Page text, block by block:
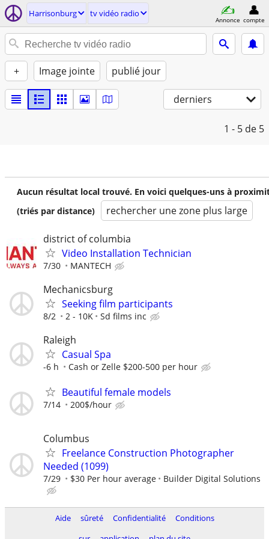
Harrisonburg tv vidéo radio
Annonce compte
+ Image jointe publié jour
derniers
1 - 5 de 5
Aucun résultat local trouvé. En voici quelques-uns à
(triés par distance)
rechercher une zone plus large
district of columbia
Video Installation Technician
7/30 MANTECH
Mechanicsburg
Seeking film participants
8/2 2 - 10K Sd films inc
Raleigh
Casual Spa
-6 h Cash or Zelle $200-500 per hour
Beautiful female models
7/14 200$/hour
Columbus
Freelance Construction Photographer
Needed (1099)
7/29 $30 Per hour average Builder Digital Solutions
Aide sûreté Confidentialité
Conditions